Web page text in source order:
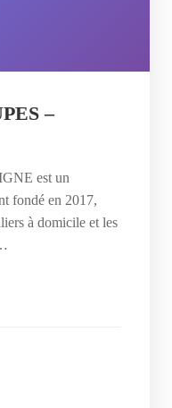
–
est un
fondé en 2017,
à domicile et les